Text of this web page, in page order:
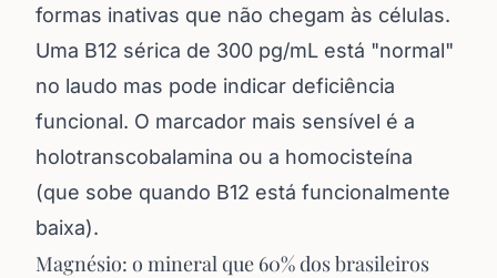
formas inativas que não chegam às células.
Uma B12 sérica de 300 pg/mL está "normal"
no laudo mas pode indicar deficiência
funcional. O marcador mais sensível é a
holotranscobalamina ou a homocisteína
(que sobe quando B12 está funcionalmente
baixa).
Magnésio: o mineral que 60% dos brasileiros